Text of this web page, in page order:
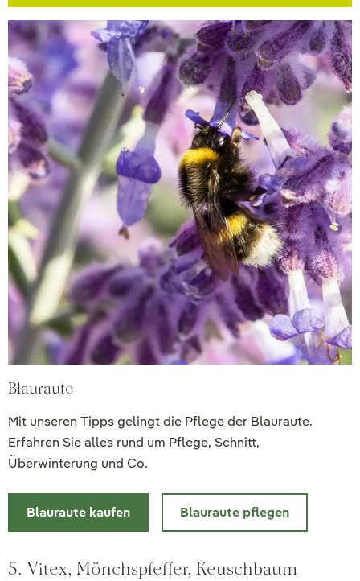
Blauraute
Mit unseren Tipps gelingt die Pflege der Blauraute.
Erfahren Sie alles rund um Pflege, Schnitt,
Überwinterung und Co.
Blauraute kaufen Blauraute pflegen
5. Vitex, Mönchspfeffer, Keuschbaum